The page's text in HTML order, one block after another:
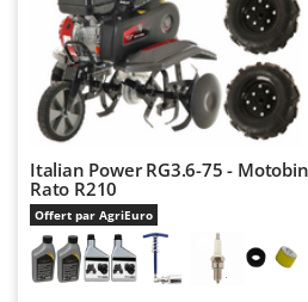
Worx
Yard Force
Zephir
ZGrills
Zodiac
Italian Power RG3.6-75 -
Rato R210
Offert par AgriEuro